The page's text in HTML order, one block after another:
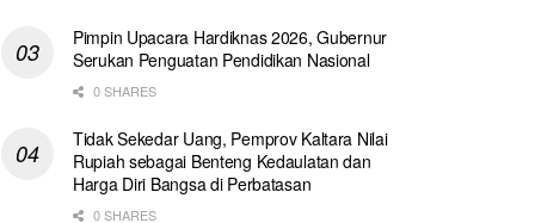
Pimpin Upacara Hardiknas 2026, Gubernur
Serukan Penguatan Pendidikan Nasional
0 SHARES
Tidak Sekedar Uang, Pemprov Kaltara Nilai
Rupiah sebagai Benteng Kedaulatan dan
Harga Diri Bangsa di Perbatasan
0 SHARES